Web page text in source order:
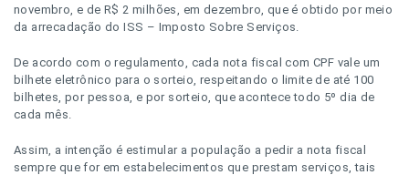
novembro, e de R$ 2 milhões, em dezembro, que é obtido por meio
da arrecadação do ISS – Imposto Sobre Serviços.
De acordo com o regulamento, cada nota fiscal com CPF vale um
bilhete eletrônico para o sorteio, respeitando o limite de até 100
bilhetes, por pessoa, e por sorteio, que acontece todo 5º dia de
cada mês.
Assim, a intenção é estimular a população a pedir a nota fiscal
sempre que for em estabelecimentos que prestam serviços, tais